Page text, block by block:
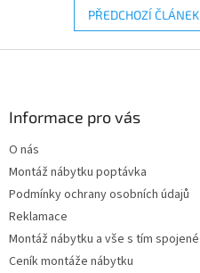
PŘEDCHOZÍ ČLÁNEK
Informace pro vás
O nás
Montáž nábytku poptávka
Podmínky ochrany osobních údajů
Reklamace
Montáž nábytku a vše s tím spojené
Ceník montáže nábytku